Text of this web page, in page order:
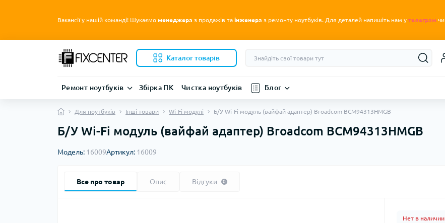
Вакансії у нашій команді! Шукаємо менеджера з продажів та інженера з ремонту ноутбуків. Для деталей напишіть нам у телеграм чи
Каталог товарів
Ремонт ноутбуків Збірка ПК Чистка ноутбуків Блог
Для ноутбуків Інші товари Wi-Fi модулі Б/У Wi-Fi модуль (вайфай адаптер) Broadcom BCM94313HMGB
Б/У Wi-Fi модуль (вайфай адаптер) Broadcom BCM94313HMGB
Модель: 16009Артикул: 16009
Все про товар Опис Відгуки 0
Нет в наличии